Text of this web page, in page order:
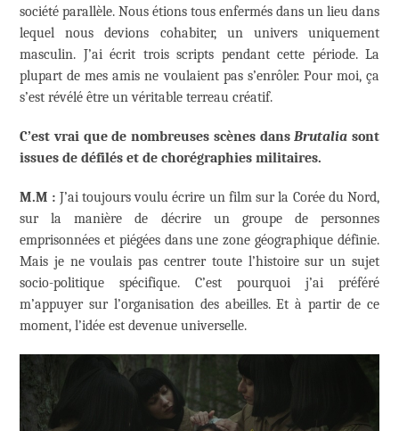
société parallèle. Nous étions tous enfermés dans un lieu dans
lequel nous devions cohabiter, un univers uniquement
masculin. J’ai écrit trois scripts pendant cette période. La
plupart de mes amis ne voulaient pas s’enrôler. Pour moi, ça
s’est révélé être un véritable terreau créatif.
C’est vrai que de nombreuses scènes dansBrutalia sont
issues de défilés et de chorégraphies militaires.
M.M : J’ai toujours voulu écrire un film sur la Corée du Nord,
sur la manière de décrire un groupe de personnes
emprisonnées et piégées dans une zone géographique définie.
Mais je ne voulais pas centrer toute l’histoire sur un sujet
socio-politique spécifique. C’est pourquoi j’ai préféré
m’appuyer sur l’organisation des abeilles. Et à partir de ce
moment, l’idée est devenue universelle.